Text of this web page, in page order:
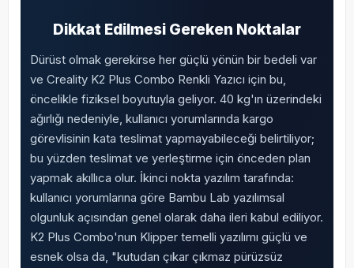
Dikkat Edilmesi Gereken Noktalar
Dürüst olmak gerekirse her güçlü yönün bir bedeli var
ve Creality K2 Plus Combo Renkli Yazıcı için bu,
öncelikle fiziksel boyutuyla geliyor. 40 kg'ın üzerindeki
ağırlığı nedeniyle, kullanıcı yorumlarında kargo
görevlisinin kata teslimat yapmayabileceği belirtiliyor;
bu yüzden teslimat ve yerleştirme için önceden plan
yapmak akıllıca olur. İkinci nokta yazılım tarafında:
kullanıcı yorumlarına göre Bambu Lab yazılımsal
olgunluk açısından genel olarak daha ileri kabul ediliyor.
K2 Plus Combo'nun Klipper temelli yazılımı güçlü ve
esnek olsa da, "kutudan çıkar çıkmaz pürüzsüz